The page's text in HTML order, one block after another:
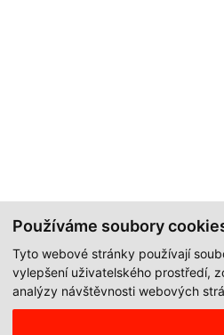
Používáme soubory
Tyto webové stránky používají
vylepšení uživatelského prostředí,
analýzy návštěvnosti webových